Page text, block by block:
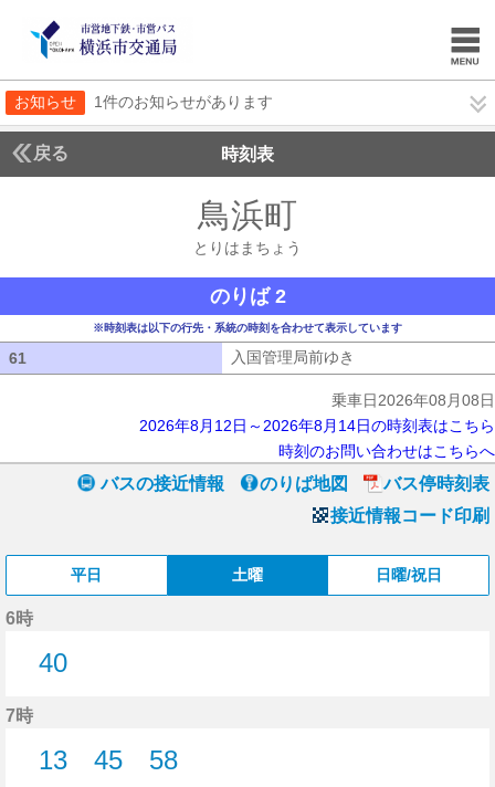
お知らせ 1件のお知らせがあります
戻る 時刻表
鳥浜町
とりはまちょう
のりば 2
※時刻表は以下の行先・系統の時刻を合わせて表示しています
61 入国管理局前ゆき
乗車日2026年08月08日
2026年8月12日～2026年8月14日の時刻表はこちら
時刻のお問い合わせはこちらへ
バスの接近情報 のりば地図
バス停時刻表
接近情報コード印刷
平日 土曜 日曜/祝日
6時
40
7時
13
45
58